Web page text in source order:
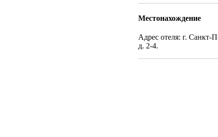
Местонахождение
Адрес отеля: г. Санкт-
д. 2-4.